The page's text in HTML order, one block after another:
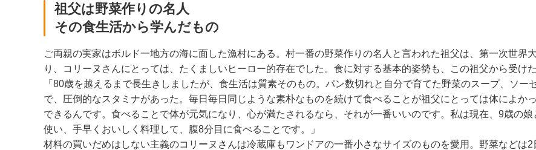
祖父は野菜作りの名人
その食生活から学んだもの
ご両親の実家はボルド一地方の海に面した漁村にある。村一番の野菜作りの名人と言われた祖父は、第一次世界
り、コリーヌさんにとっては、たくましいヒーロー的存在でした。食に対する基本的姿勢も、この祖父から受け
「80歳を越えるまで長生きしましたが、食生活は質素そのもの。パン数切れと自分で育てた野菜のスープ、ソ
で、圧倒的なスタミナがあった。毎日毎日同じような素朴なものを続けて食べることが祖父にとっては体によか
できるんです。食べることで体が元気になり、心が満たされるなら、それが一番いいのです。私は現在、9歳の
使い、手早くおいしく料理して、腹8分目に食べることです。」
材料の買いだめはしない主義のコリーヌさんは冷蔵庫もワンドアの一番小さなサイズのものを愛用。野菜などは